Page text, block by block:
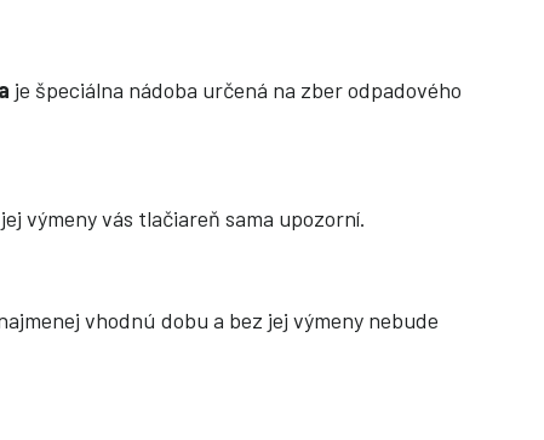
je špeciálna nádoba určená na zber odpadového
výmeny vás tlačiareň sama upozorní.
vhodnú dobu a bez jej výmeny nebude